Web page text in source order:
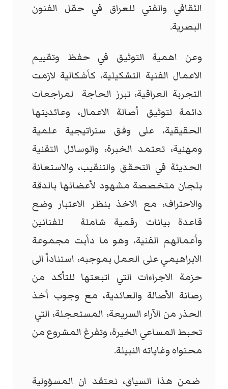
الثقافي والفني للعراق في حقل الفنون
البصرية.
وعن اهمية التوثيق في حفظ وتقييم
الاعمال الفنية التشكيلية، كأشكالية لازمت
التجربة العراقية، تبرز الحاجة لمراجعات
دائمة لتوثيق أصالة الاعمال، وعائديتها
الحقيقية، على وفق ستراتيجية علمية
ومهنية، تعتمد الخبرة، والوسائل التقنية
الحديثة في التحقق والتنقيب، والاستعانة
بلجان متخصصة مشهود لأعضائها بالدقة
والاحتراف، مع الاخذ بنظر الاعتبار وضع
قاعدة بيانات رقمية شاملة للفنانين
وأعمالهم الفنية، وهو ما دأبت مجموعة
الابراهيمي على العمل بموجبه، استناداً الى
حزمة الاجراءات التي اتبعتها للتأكد من
رصانة الأصالة والعائدية، مع وجوب أخذ
الحذر من الآراء السريعة، المستعجلة، التي
تحبط المساعي الخيرة، وتفرغ المشروع من
محتواه وغاياته النبيلة.
ضمن هذا السياق، نعتقد ان المسؤولية